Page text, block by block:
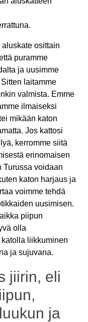
osittain
puramme
ja uusimme
laitamme
valmista. Emme
ilmaiseksi
mikään katon
Jos kattosi
kerromme siitä
erinomaisen
Turussa voidaan
katon harjaus ja
voimme tehdä
uusimisen.
piipun
olla
liikkuminen
ja sujuvana.
jiirin, eli
ja